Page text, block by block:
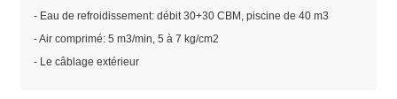
- Eau de refroidissement: débit 30+30 CBM, piscine de 40 m3
- Air comprimé: 5 m3/min, 5 à 7 kg/cm2
- Le câblage extérieur